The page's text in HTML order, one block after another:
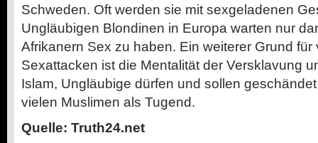
Schweden. Oft werden sie mit sexgeladenen
Ungläubigen Blondinen in Europa warten nur
Afrikanern Sex zu haben. Ein weiterer Grund für
Sexattacken ist die Mentalität der Versklavung
Islam, Ungläubige dürfen und sollen
vielen Muslimen als Tugend.
Quelle: Truth24.net